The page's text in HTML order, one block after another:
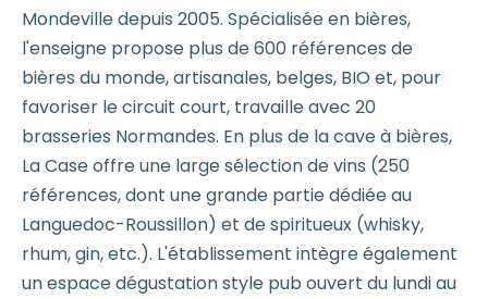
Mondeville depuis 2005. Spécialisée en bières,
l'enseigne propose plus de 600 références de
bières du monde, artisanales, belges, BIO et, pour
favoriser le circuit court, travaille avec 20
brasseries Normandes. En plus de la cave à bières,
La Case offre une large sélection de vins (250
références, dont une grande partie dédiée au
Languedoc-Roussillon) et de spiritueux (whisky,
rhum, gin, etc.). L'établissement intègre également
un espace dégustation style pub ouvert du lundi au